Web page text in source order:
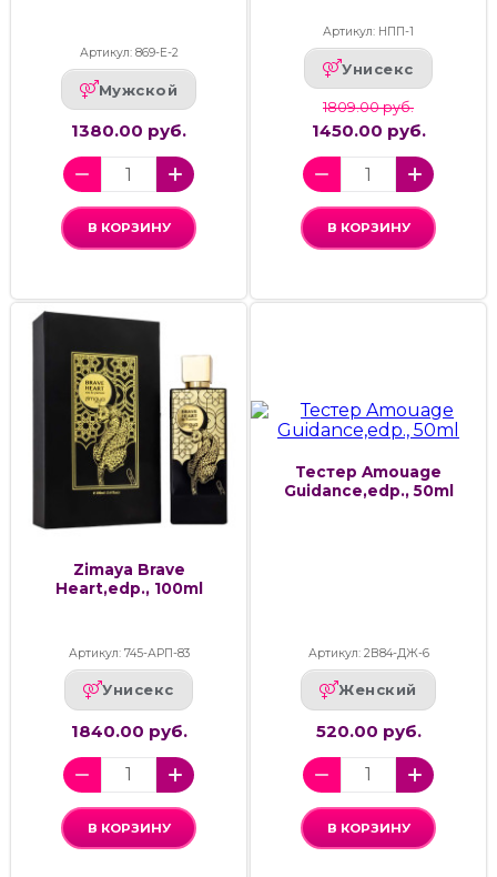
Артикул: 869-Е-2
Мужской
1380.00 руб.
В КОРЗИНУ
Артикул: НПП-1
Унисекс
1809.00 руб.
1450.00 руб.
В КОРЗИНУ
Zimaya Brave
Heart,edp., 100ml
Артикул: 745-АРП-83
Унисекс
1840.00 руб.
В КОРЗИНУ
Тестер Amouage
Guidance,edp., 50ml
Артикул: 2В84-ДЖ-6
Женский
520.00 руб.
В КОРЗИНУ